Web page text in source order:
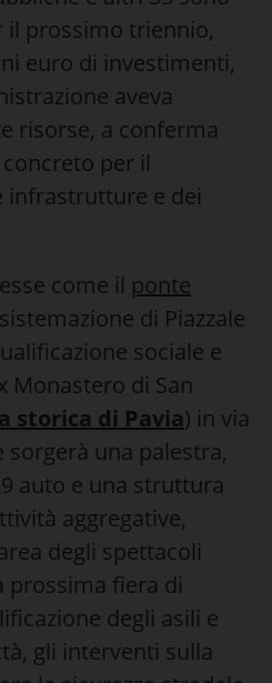
il prossimo triennio,
euro di investimenti,
aveva
risorse, a conferma
per il
infrastrutture e dei
come il ponte
di Piazzale
sociale e
Monastero di San
storica di Pavia) in via
sorgerà una palestra,
auto e una struttura
aggregative,
degli spettacoli
prossima fiera di
degli asili e
gli interventi sulla